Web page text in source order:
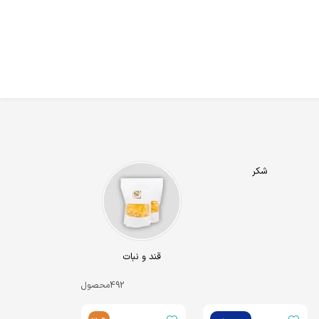
شکر
قند و نبات
492محصول